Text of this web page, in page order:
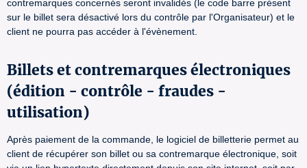
contremarques concernés seront invalidés (le code barre présent
sur le billet sera désactivé lors du contrôle par l'Organisateur) et le
client ne pourra pas accéder à l'évènement.
Billets et contremarques électroniques
(édition - contrôle - fraudes -
utilisation)
Après paiement de la commande, le logiciel de billetterie permet au
client de récupérer son billet ou sa contremarque électronique, soit